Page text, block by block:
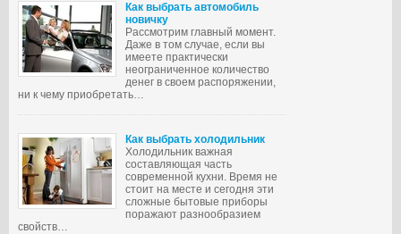
Как выбрать автомобиль
новичку
Рассмотрим главный момент.
Даже в том случае, если вы
имеете практически
неограниченное количество
денег в своем распоряжении,
ни к чему приобретать…
Как выбрать холодильник
Холодильник важная
составляющая часть
современной кухни. Время не
стоит на месте и сегодня эти
сложные бытовые приборы
поражают разнообразием
свойств…